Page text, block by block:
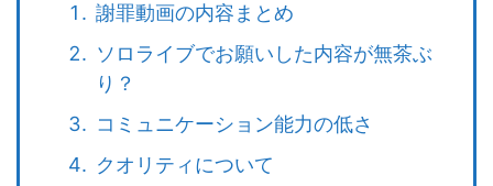
謝罪動画の内容まとめ
ソロライブでお願いした内容が無茶ぶ
り？
コミュニケーション能力の低さ
クオリティについて